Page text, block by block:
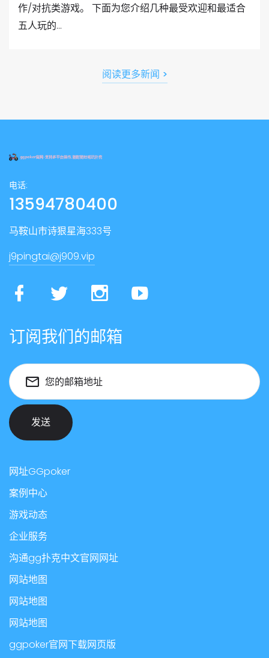
作/对抗类游戏。 下面为您介绍几种最受欢迎和最适合
五人玩的...
阅读更多新闻 >
电话:
13594780400
马鞍山市诗狠星海333号
j9pingtai@j909.vip
订阅我们的邮箱
您的邮箱地址
发送
网址GGpoker
案例中心
游戏动态
企业服务
沟通gg扑克中文官网网址
网站地图
网站地图
网站地图
ggpoker官网下载网页版